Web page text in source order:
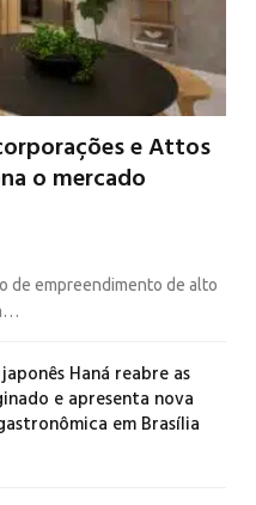
e Attos
o mercado
de empreendimento de alto
Haná reabre as
e apresenta nova
em Brasília